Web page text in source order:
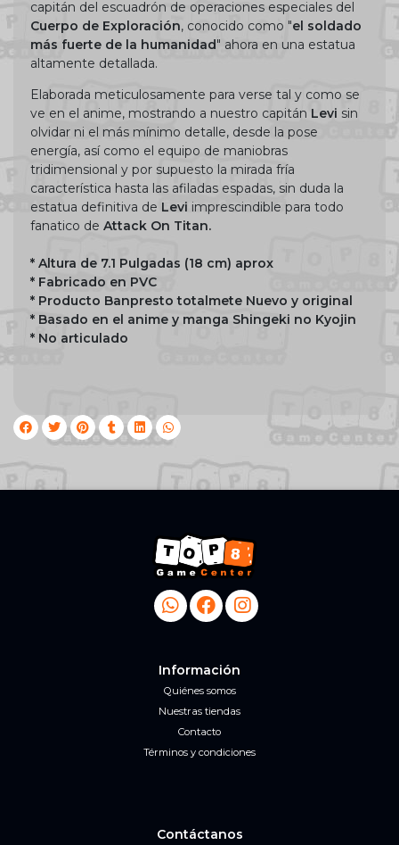
capitán del escuadrón de operaciones especiales del
Cuerpo de Exploración, conocido como "el soldado
más fuerte de la humanidad" ahora en una estatua
altamente detallada.
Elaborada meticulosamente para verse tal y como se
ve en el anime, mostrando a nuestro capitán Levi sin
olvidar ni el más mínimo detalle, desde la pose
energía, así como el equipo de maniobras
tridimensional y por supuesto la mirada fría
característica hasta las afiladas espadas, sin duda la
estatua definitiva de Levi imprescindible para todo
fanatico de Attack On Titan.
* Altura de 7.1 Pulgadas (18 cm) aprox
* Fabricado en PVC
* Producto Banpresto totalmete Nuevo y original
* Basado en el anime y manga Shingeki no Kyojin
* No articulado
Información
Quiénes somos
Nuestras tiendas
Contacto
Términos y condiciones
Contáctanos